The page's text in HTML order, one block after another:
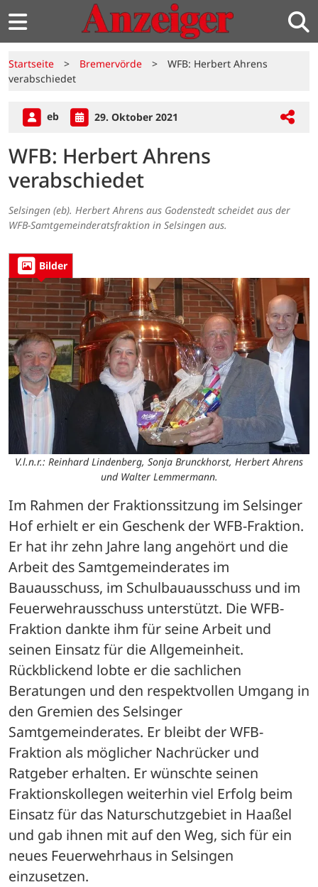
Startseite > Bremervörde >
WFB: Herbert Ahrens
verabschiedet
eb 29. Oktober 2021
WFB: Herbert Ahrens
verabschiedet
Selsingen (eb). Herbert Ahrens aus Godenstedt scheidet aus der
WFB-Samtgemeinderatsfraktion in Selsingen aus.
Bilder
V.l.n.r.: Reinhard Lindenberg, Sonja Brunckhorst, Herbert Ahrens
und Walter Lemmermann.
Im Rahmen der Fraktionssitzung im Selsinger
Hof erhielt er ein Geschenk der WFB-Fraktion.
Er hat ihr zehn Jahre lang angehört und die
Arbeit des Samtgemeinderates im
Bauausschuss, im Schulbauausschuss und im
Feuerwehrausschuss unterstützt. Die WFB-
Fraktion dankte ihm für seine Arbeit und
seinen Einsatz für die Allgemeinheit.
Rückblickend lobte er die sachlichen
Beratungen und den respektvollen Umgang in
den Gremien des Selsinger
Samtgemeinderates. Er bleibt der WFB-
Fraktion als möglicher Nachrücker und
Ratgeber erhalten. Er wünschte seinen
Fraktionskollegen weiterhin viel Erfolg beim
Einsatz für das Naturschutzgebiet in Haaßel
und gab ihnen mit auf den Weg, sich für ein
neues Feuerwehrhaus in Selsingen
einzusetzen.